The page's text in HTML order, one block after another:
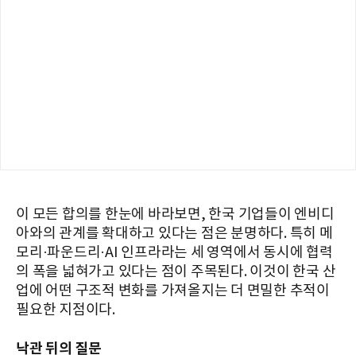
이 모든 합의를 한눈에 바라보면, 한국 기업들이 엔비디
아와의 관계를 확대하고 있다는 점은 분명하다. 특히 메
모리·파운드리·AI 인프라라는 세 영역에서 동시에 협력
의 폭을 넓혀가고 있다는 점이 주목된다. 이것이 한국 산
업에 어떤 구조적 변화를 가져올지는 더 면밀한 추적이
필요한 지점이다.
낙관 뒤의 질문